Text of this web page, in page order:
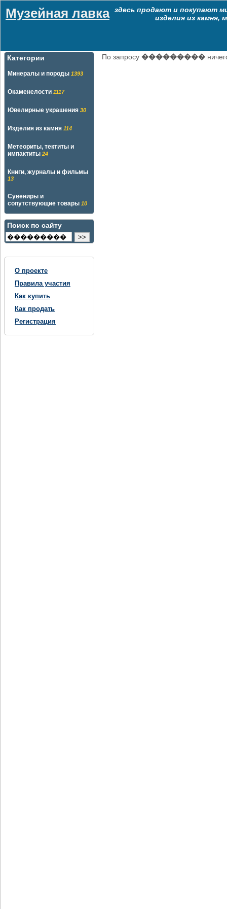
Музейная лавка
здесь продают и покупают
изделия из камня,
По запросу ���������
Категории
Минералы и породы 1393
Окаменелости 1117
Ювелирные украшения 30
Изделия из камня 114
Метеориты, тектиты и
импактиты 24
Книги, журналы и фильмы
13
Сувениры и
сопутствующие товары 10
Поиск по сайту
О проекте
Правила участия
Как купить
Как продать
Регистрация